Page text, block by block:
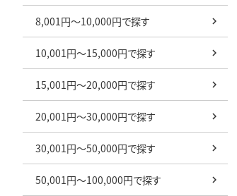
8,001円～10,000円で探す
10,001円～15,000円で探す
15,001円～20,000円で探す
20,001円～30,000円で探す
30,001円～50,000円で探す
50,001円～100,000円で探す